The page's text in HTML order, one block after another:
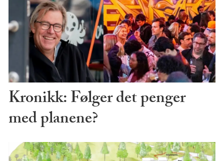
Kronikk: Følger det penger
med planene?